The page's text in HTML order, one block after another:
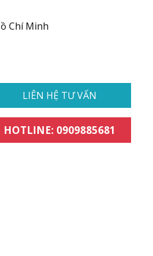
Chí Minh
LIÊN HỆ TƯ VẤN
HOTLINE: 0909885681